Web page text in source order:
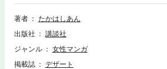
り……。恋と新しい人生を手に入れた主人公を
読み始めたら止まらないノンストップ・サスペ
著者
たかはしあん
出版社
講談社
ジャンル
女性マンガ
掲載誌
デザート